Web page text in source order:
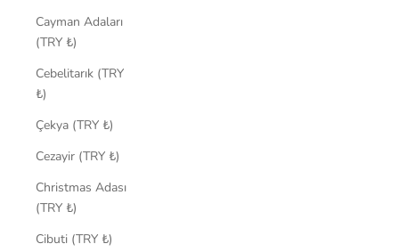
Cayman Adaları
(TRY ₺)
Cebelitarık (TRY
₺)
Çekya (TRY ₺)
Cezayir (TRY ₺)
Christmas Adası
(TRY ₺)
Cibuti (TRY ₺)